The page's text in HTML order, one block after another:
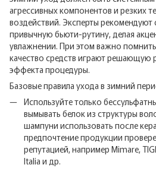
агрессивных компонентов и резких
воздействий. Эксперты рекомендуют
привычную бьюти-рутину, делая
увлажнении. При этом важно
качество средств играют решающую
эффекта процедуры.
Базовые правила ухода в зимний
Используйте только
вымывать белок из структуры
шампуни использовать после
предпочтение продукции
репутацией, например Mimare,
Italia и др.